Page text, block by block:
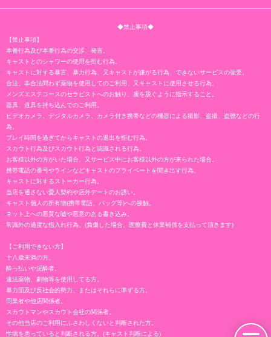
◆禁止事項◆
【禁止事項】
本番行為及び本番行為の交渉、発言。
キャストとのシャワーの使用を拒む行為。
キャストに対する暴言、暴力行為、又キャストが嫌がる行為、できないサービスの強要。
合法、非合法問わず薬物を使用してのご利用、又キャストに使用させる行為。
メンズエステコースのセラピストへのお触り、服を脱ぐように指示すること。
器具、道具を持ち込んでのご利用。
ビデオカメラ、デジタルカメラ、カメラ付き携帯などの機器による撮影、盗撮、盗聴などの行
為。
プレイ時間を過ぎてからキャストの退出を拒む行為。
スカウト行為及びスカウト行為と認識される行為。
お客様以外の方がいた場合、又サービス中にお客様以外の方が来られた場合。
携帯電話の番号やラインなどキャストのプライベートを聞き出す行為。
キャストに対するストーカー行為。
当店を通さない愛人契約や店外デートのお誘い。
キャスト個人の所有物(携帯電話、バッグ等)への接触。
ネット上への悪質な嘘や悪意のある書き込み。
常識外の過度な指入れ行為。(負傷した場合、医療費と休業補償を支払って頂きます)
【ご利用できない方】
十八歳未満の方。
酔っ払いや泥酔者。
違法薬物、劇物等を使用してる方。
暴力団及び反社会的勢力、またはそれらに準ずる方。
同業者や他店関係者。
スカウトマンやスカウト会社の関係者。
その他当店のご利用にふさわしくないと判断された方。
性病を患っていると判断される方。(キャスト判断による)